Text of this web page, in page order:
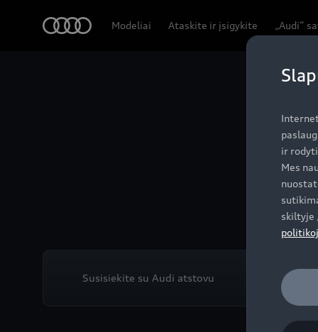
Modeliai Ataskite ir įsigykite „Audi“
Susisiekite su Audi atstovu
ir
Mes
skiltyje